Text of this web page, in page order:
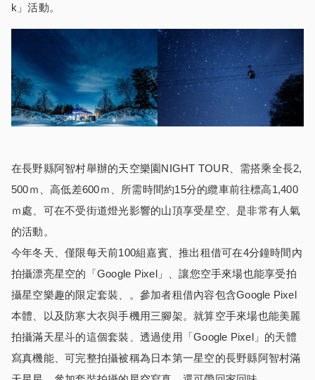
k」活動。
在長野縣阿智村舉辦的天空樂園NIGHT TOUR、需搭乘全長2,
500ｍ、高低差600ｍ、所需時間約15分的纜車前往標高1,400
ｍ處、可在不受街道燈光影響的山頂享受星空、是非常有人氣
的活動。
今年冬天、僅限每天前100組嘉賓、推出租借可在4分鐘時間內
拍攝漂亮星空的「Google Pixel」、讓您空手來場也能享受拍
攝星空樂趣的限定套裝、。參加者租借內容包含Google Pixel
本體、以及防寒大衣與手機用三腳架。就算空手來場也能美麗
拍攝滿天星斗的這個套裝、透過使用「Google Pixel」的天體
寫真機能、可完整拍攝被稱為日本第一星空的長野縣阿智村滿